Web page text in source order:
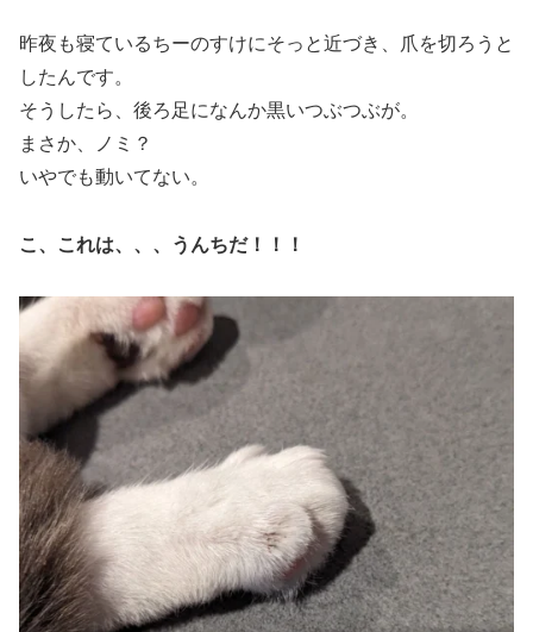
昨夜も寝ているちーのすけにそっと近づき、爪を切ろうと
したんです。
そうしたら、後ろ足になんか黒いつぶつぶが。
まさか、ノミ？
いやでも動いてない。
こ、これは、、、うんちだ！！！